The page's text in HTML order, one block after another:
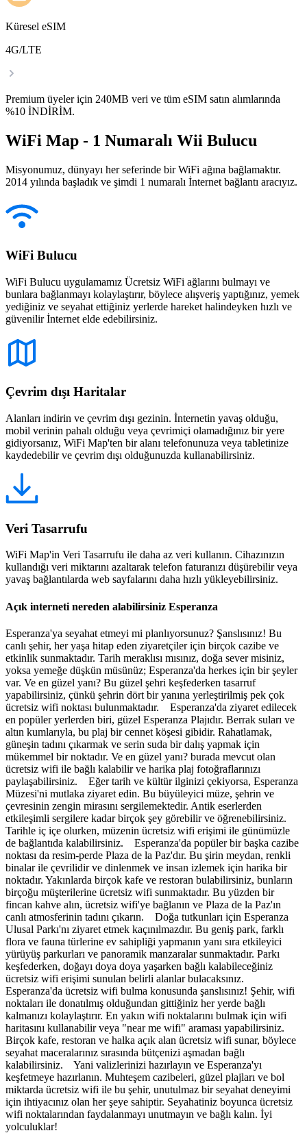
Küresel eSIM
4G/LTE
Premium üyeler için 240MB veri ve tüm eSIM satın alımlarında
%10 İNDİRİM.
WiFi Map - 1 Numaralı Wii Bulucu
Misyonumuz, dünyayı her seferinde bir WiFi ağına bağlamaktır.
2014 yılında başladık ve şimdi 1 numaralı İnternet bağlantı aracıyız.
WiFi Bulucu
WiFi Bulucu uygulamamız Ücretsiz WiFi ağlarını bulmayı ve
bunlara bağlanmayı kolaylaştırır, böylece alışveriş yaptığınız, yemek
yediğiniz ve seyahat ettiğiniz yerlerde hareket halindeyken hızlı ve
güvenilir İnternet elde edebilirsiniz.
Çevrim dışı Haritalar
Alanları indirin ve çevrim dışı gezinin. İnternetin yavaş olduğu,
mobil verinin pahalı olduğu veya çevrimiçi olamadığınız bir yere
gidiyorsanız, WiFi Map'ten bir alanı telefonunuza veya tabletinize
kaydedebilir ve çevrim dışı olduğunuzda kullanabilirsiniz.
Veri Tasarrufu
WiFi Map'in Veri Tasarrufu ile daha az veri kullanın. Cihazınızın
kullandığı veri miktarını azaltarak telefon faturanızı düşürebilir veya
yavaş bağlantılarda web sayfalarını daha hızlı yükleyebilirsiniz.
Açık interneti nereden alabilirsiniz Esperanza
Esperanza'ya seyahat etmeyi mi planlıyorsunuz? Şanslısınız! Bu
canlı şehir, her yaşa hitap eden ziyaretçiler için birçok cazibe ve
etkinlik sunmaktadır. Tarih meraklısı mısınız, doğa sever misiniz,
yoksa yemeğe düşkün müsünüz; Esperanza'da herkes için bir şeyler
var. Ve en güzel yanı? Bu güzel şehri keşfederken tasarruf
yapabilirsiniz, çünkü şehrin dört bir yanına yerleştirilmiş pek çok
ücretsiz wifi noktası bulunmaktadır. Esperanza'da ziyaret edilecek
en popüler yerlerden biri, güzel Esperanza Plajıdır. Berrak suları ve
altın kumlarıyla, bu plaj bir cennet köşesi gibidir. Rahatlamak,
güneşin tadını çıkarmak ve serin suda bir dalış yapmak için
mükemmel bir noktadır. Ve en güzel yanı? burada mevcut olan
ücretsiz wifi ile bağlı kalabilir ve harika plaj fotoğraflarınızı
paylaşabilirsiniz. Eğer tarih ve kültür ilginizi çekiyorsa, Esperanza
Müzesi'ni mutlaka ziyaret edin. Bu büyüleyici müze, şehrin ve
çevresinin zengin mirasını sergilemektedir. Antik eserlerden
etkileşimli sergilere kadar birçok şey görebilir ve öğrenebilirsiniz.
Tarihle iç içe olurken, müzenin ücretsiz wifi erişimi ile günümüzle
de bağlantıda kalabilirsiniz. Esperanza'da popüler bir başka cazibe
noktası da resim-perde Plaza de la Paz'dır. Bu şirin meydan, renkli
binalar ile çevrilidir ve dinlenmek ve insan izlemek için harika bir
noktadır. Yakınlarda birçok kafe ve restoran bulabilirsiniz, bunların
birçoğu müşterilerine ücretsiz wifi sunmaktadır. Bu yüzden bir
fincan kahve alın, ücretsiz wifi'ye bağlanın ve Plaza de la Paz'ın
canlı atmosferinin tadını çıkarın. Doğa tutkunları için Esperanza
Ulusal Parkı'nı ziyaret etmek kaçınılmazdır. Bu geniş park, farklı
flora ve fauna türlerine ev sahipliği yapmanın yanı sıra etkileyici
yürüyüş parkurları ve panoramik manzaralar sunmaktadır. Parkı
keşfederken, doğayı doya doya yaşarken bağlı kalabileceğiniz
ücretsiz wifi erişimi sunulan belirli alanlar bulacaksınız.
Esperanza'da ücretsiz wifi bulma konusunda şanslısınız! Şehir, wifi
noktaları ile donatılmış olduğundan gittiğiniz her yerde bağlı
kalmanızı kolaylaştırır. En yakın wifi noktalarını bulmak için wifi
haritasını kullanabilir veya "near me wifi" araması yapabilirsiniz.
Birçok kafe, restoran ve halka açık alan ücretsiz wifi sunar, böylece
seyahat maceralarınız sırasında bütçenizi aşmadan bağlı
kalabilirsiniz. Yani valizlerinizi hazırlayın ve Esperanza'yı
keşfetmeye hazırlanın. Muhteşem cazibeleri, güzel plajları ve bol
miktarda ücretsiz wifi ile bu şehir, unutulmaz bir seyahat deneyimi
için ihtiyacınız olan her şeye sahiptir. Seyahatiniz boyunca ücretsiz
wifi noktalarından faydalanmayı unutmayın ve bağlı kalın. İyi
yolculuklar!